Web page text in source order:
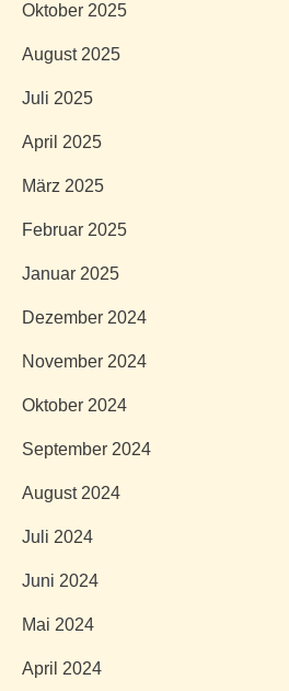
Oktober 2025
August 2025
Juli 2025
April 2025
März 2025
Februar 2025
Januar 2025
Dezember 2024
November 2024
Oktober 2024
September 2024
August 2024
Juli 2024
Juni 2024
Mai 2024
April 2024